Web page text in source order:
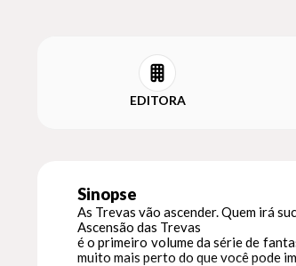
EDITORA
Sinopse
As Trevas vão ascender. Quem irá
Ascensão das Trevas
é o primeiro volume da série de
muito mais perto do que você pode